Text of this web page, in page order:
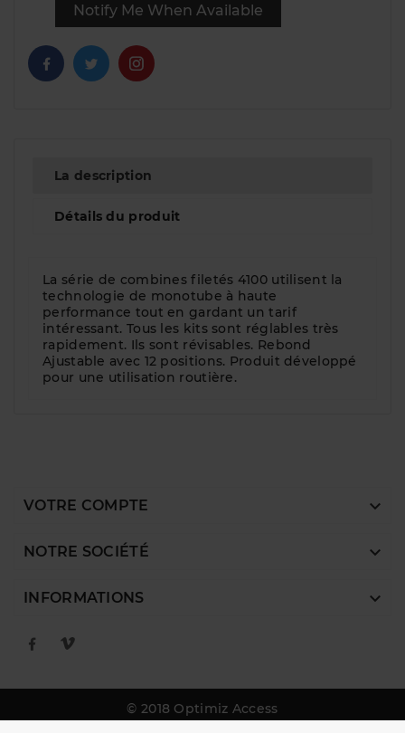
Notify Me When Available
La description
Détails du produit
La série de combines filetés 4100 utilisent la
technologie de monotube à haute
performance tout en gardant un tarif
intéressant. Tous les kits sont réglables très
rapidement. Ils sont révisables. Rebond
Ajustable avec 12 positions. Produit développé
pour une utilisation routière.
VOTRE COMPTE 
NOTRE SOCIÉTÉ 
INFORMATIONS 
© 2018 Optimiz Access